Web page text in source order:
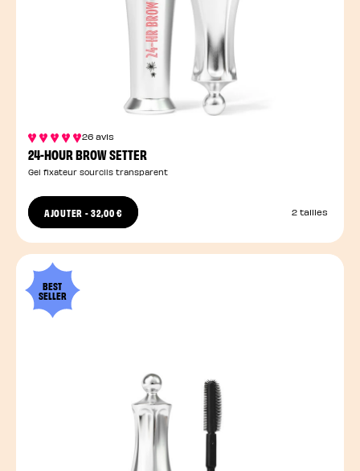
26 avis
24-HOUR BROW SETTER
Gel fixateur sourcils transparent
AJOUTER -32,00 € 2 tailles
BEST
SELLER